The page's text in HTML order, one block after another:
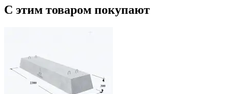
С этим товаром покупают